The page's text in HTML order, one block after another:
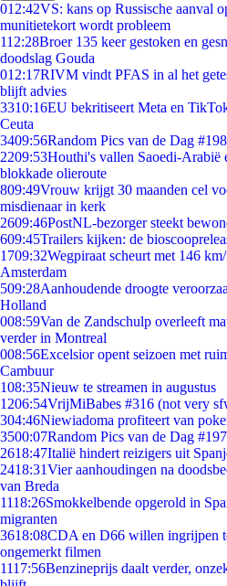
012:42VS: kans op Russische aanval
munitietekort wordt probleem
112:28Broer 135 keer gestoken en
doodslag Gouda
012:17RIVM vindt PFAS in al het
blijft advies
3310:16EU bekritiseert Meta en
Ceuta
3409:56Random Pics van de Dag
2209:53Houthi's vallen Saoedi-Arabië
blokkade olieroute
809:49Vrouw krijgt 30 maanden cel
misdienaar in kerk
2609:46PostNL-bezorger steekt
609:45Trailers kijken: de
1709:32Wegpiraat scheurt met 146
Amsterdam
509:28Aanhoudende droogte
Holland
008:59Van de Zandschulp overleeft
verder in Montreal
008:56Excelsior opent seizoen met
Cambuur
108:35Nieuw te streamen in augustus
1206:54VrijMiBabes #316 (not very
304:46Niewiadoma profiteert van
3500:07Random Pics van de Dag
2618:47Italië hindert reizigers uit
2418:31Vier aanhoudingen na
van Breda
1118:26Smokkelbende opgerold in
migranten
3618:08CDA en D66 willen ingrijpen
ongemerkt filmen
1117:56Benzineprijs daalt verder,